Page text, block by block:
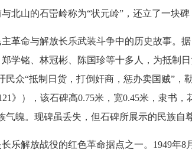
北山的石岊岭称为“状元岭”，还立了一块
命与解放长乐武装斗争中的历史故事。据
学铭、林冠彬、陈国珍等十多人，为抵制
众“抵制日货，打倒奸商，惩办卖国贼”，
》），该石碑高0.75米，宽0.45米，隶书
魄。现碑虽丢失，但石碑所展示的民族自
解放战役的红色革命据点之一。1949年8